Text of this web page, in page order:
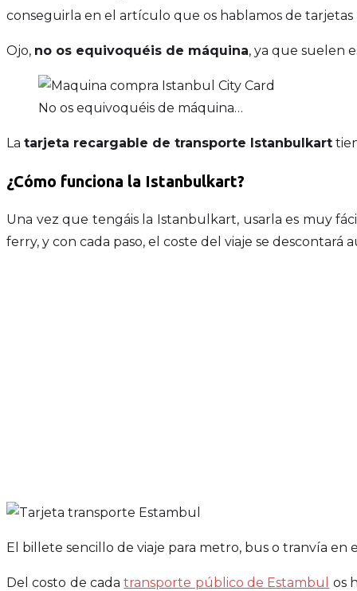
conseguirla en el artículo que os hablamos de tarjetas
Ojo, no os equivoquéis de máquina, ya que suelen
No os equivoquéis de máquina…
La tarjeta recargable de transporte Istanbulkart
¿Cómo funciona la Istanbulkart?
Una vez que tengáis la Istanbulkart, usarla es muy
ferry, y con cada paso, el coste del viaje se
El billete sencillo de viaje para metro, bus o tranvía en
Del costo de cadatransporte público de Estambul
os